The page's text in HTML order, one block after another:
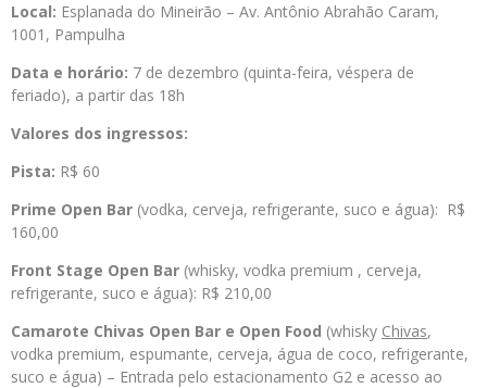
Local: Esplanada do Mineirão – Av. Antônio Abrahão Caram,
1001, Pampulha
Data e horário: 7 de dezembro (quinta-feira, véspera de
feriado), a partir das 18h
Valores dos ingressos:
Pista: R$ 60
Prime Open Bar (vodka, cerveja, refrigerante, suco e água): R$
160,00
Front Stage Open Bar (whisky, vodka premium , cerveja,
refrigerante, suco e água): R$ 210,00
Camarote Chivas Open Bar e Open Food (whisky Chivas,
vodka premium, espumante, cerveja, água de coco, refrigerante,
suco e água) – Entrada pelo estacionamento G2 e acesso ao